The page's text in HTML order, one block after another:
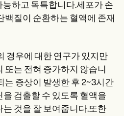
능하고 독특합니다.세포가 손
백질이 순환하는 혈액에 존재
경우에 대한 연구가 있지만
또는 전혀 증가하지 않습니
는 증상이 발생한 후 2~3시간
검출할 수 있도록 혈액을
것을 잘 보여줍니다.또한